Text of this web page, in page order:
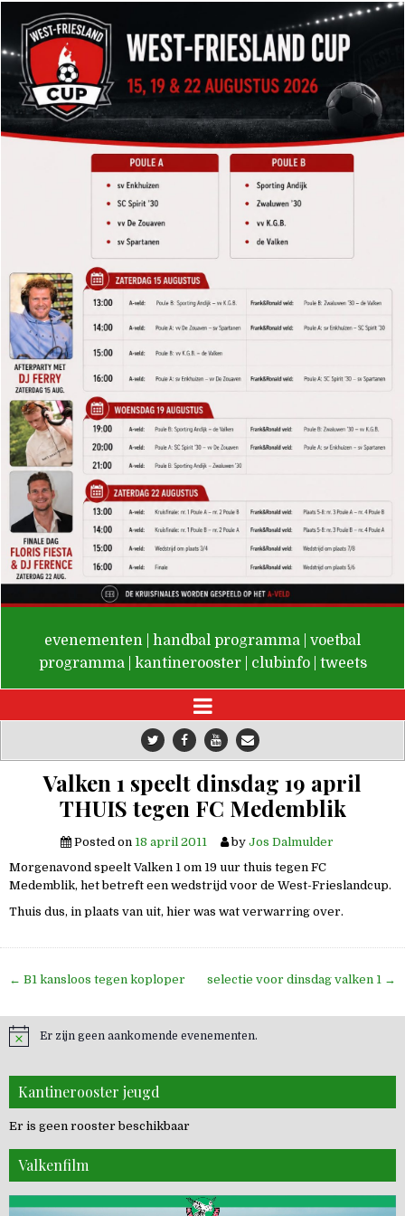
De Valken
evenementen handbal programma
voetbal
programma
kantinerooster clubinfo tweets
Valken 1 speelt dinsdag 19 april
THUIS tegen FC Medemblik
Posted on 18 april 2011 by Jos Dalmulder
Morgenavond speelt Valken 1 om 19 uur thuis tegen FC
Medemblik, het betreft een wedstrijd voor de West-Frieslandcup.
Thuis dus, in plaats van uit, hier was wat verwarring over.
Bericht
← B1 kansloos tegen koploper selectie voor dinsdag valken 1 →
Er zijn geen aankomende evenementen.
Kantinerooster jeugd
Er is geen rooster beschikbaar
Valkenfilm